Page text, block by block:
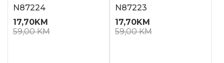
N87224
17,70KM
59,00KM
N87223
17,70KM
59,00KM